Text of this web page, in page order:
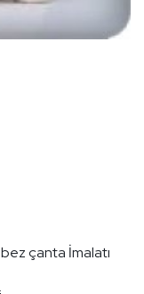
bez çanta İmalatı